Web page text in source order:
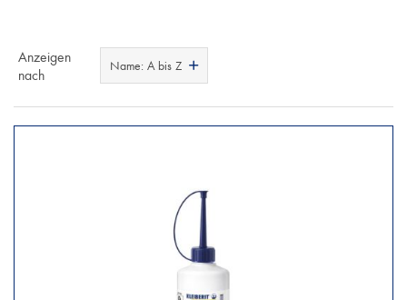
Anzeigen
nach
Name: A bis Z